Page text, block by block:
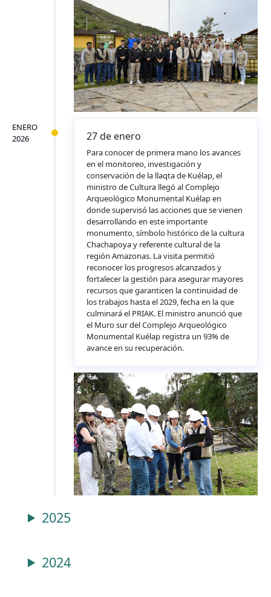
ENERO
2026
27 de enero
Para conocer de primera mano los avances
en el monitoreo, investigación y
conservación de la llaqta de Kuélap, el
ministro de Cultura llegó al Complejo
Arqueológico Monumental Kuélap en
donde supervisó las acciones que se vienen
desarrollando en este importante
monumento, símbolo histórico de la cultura
Chachapoya y referente cultural de la
región Amazonas. La visita permitió
reconocer los progresos alcanzados y
fortalecer la gestión para asegurar mayores
recursos que garanticen la continuidad de
los trabajos hasta el 2029, fecha en la que
culminará el PRIAK. El ministro anunció que
el Muro sur del Complejo Arqueológico
Monumental Kuélap registra un 93% de
avance en su recuperación.
2025
2024